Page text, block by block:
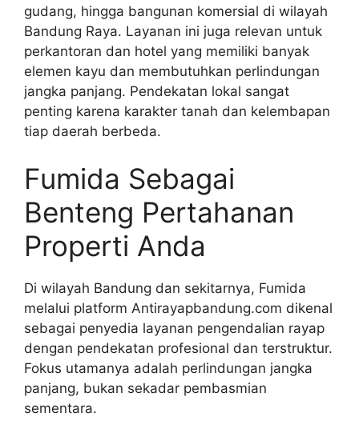
gudang, hingga bangunan komersial di wilayah
Bandung Raya. Layanan ini juga relevan untuk
perkantoran dan hotel yang memiliki banyak
elemen kayu dan membutuhkan perlindungan
jangka panjang. Pendekatan lokal sangat
penting karena karakter tanah dan kelembapan
tiap daerah berbeda.
Fumida Sebagai
Benteng Pertahanan
Properti Anda
Di wilayah Bandung dan sekitarnya, Fumida
melalui platform Antirayapbandung.com dikenal
sebagai penyedia layanan pengendalian rayap
dengan pendekatan profesional dan terstruktur.
Fokus utamanya adalah perlindungan jangka
panjang, bukan sekadar pembasmian
sementara.